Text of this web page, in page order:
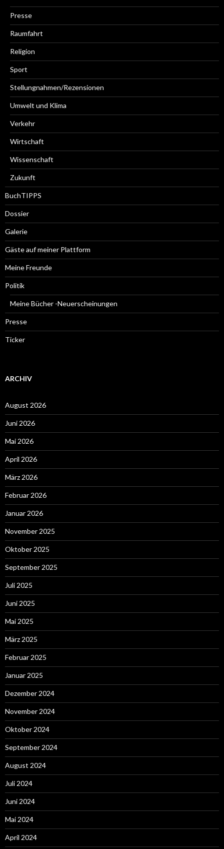
Presse
Raumfahrt
Religion
Sport
Stellungnahmen/Rezensionen
Umwelt und Klima
Verkehr
Wirtschaft
Wissenschaft
Zukunft
BuchTIPPS
Dossier
Galerie
Gäste auf meiner Plattform
Meine Freunde
Politik
Meine Bücher -Neuerscheinungen
Presse
Ticker
ARCHIV
August 2026
Juni 2026
Mai 2026
April 2026
März 2026
Februar 2026
Januar 2026
November 2025
Oktober 2025
September 2025
Juli 2025
Juni 2025
Mai 2025
März 2025
Februar 2025
Januar 2025
Dezember 2024
November 2024
Oktober 2024
September 2024
August 2024
Juli 2024
Juni 2024
Mai 2024
April 2024